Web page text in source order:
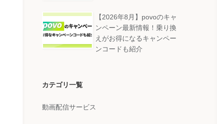
【2026年8月】povoのキャ
ンペーン最新情報！乗り換
えがお得になるキャンペー
ンコードも紹介
カテゴリ一覧
動画配信サービス